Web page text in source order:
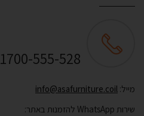
1700-555-528
מייל: info@asafurniture.coil
שירות WhatsApp להזמנות באתר: